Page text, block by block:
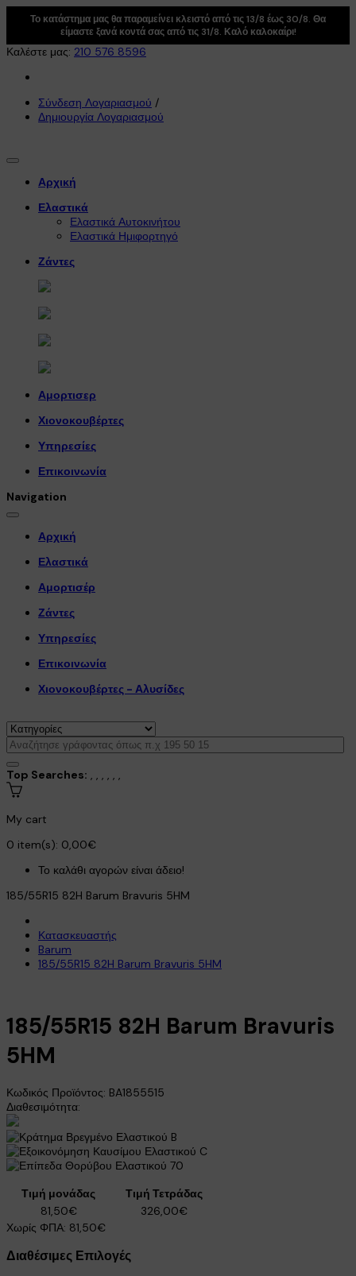
Το κατάστημα μας θα παραμείνει κλειστό από τις 13/8 έως 30/8. Θα
είμαστε ξανά κοντά σας από τις 31/8. Καλό καλοκαίρι!
Καλέστε μας: 210 576 8596
Σύνδεση Λογαριασμού /
Δημιουργία Λογαριασμού
Αρχική
Ελαστικά
Ελαστικά Αυτοκινήτου
Ελαστικά Ημιφορτηγό
Ζάντες
Αμορτισερ
Χιονοκουβέρτες
Υπηρεσίες
Επικοινωνία
Navigation
Αρχική
Ελαστικά
Αμορτισέρ
Ζάντες
Υπηρεσίες
Επικοινωνία
Χιονοκουβέρτες - Αλυσίδες
Top Searches: , , , , , ,
My cart
0 item(s): 0,00€
Το καλάθι αγορών είναι άδειο!
185/55R15 82H Barum Bravuris 5HM
Κατασκευαστής
Barum
185/55R15 82H Barum Bravuris 5HM
185/55R15 82H Barum Bravuris
5HM
Κωδικός Προϊόντος: BA1855515
Διαθεσιμότητα:
B
C
70
Τιμή μονάδας
Τιμή Τετράδας
81,50€
326,00€
Χωρίς ΦΠΑ: 81,50€
Διαθέσιμες Επιλογές